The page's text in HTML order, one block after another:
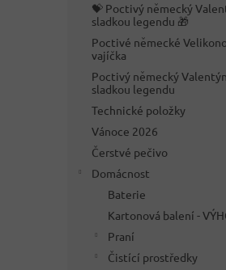
💝 Poctivý německý
sladkou legendu 🎁
Poctivé německé
vajíčka
Poctivý německý
sladkou legendu
Technické položky
Vánoce 2026
Čerstvé pečivo
Domácnost
Baterie
Kartonová balení -
Praní
Čistící prostředky